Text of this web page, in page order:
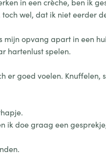
wel, dat ik niet eerder
opvang apart in een
hartenlust spelen.
goed voelen. Knuffelen,
ik doe graag een